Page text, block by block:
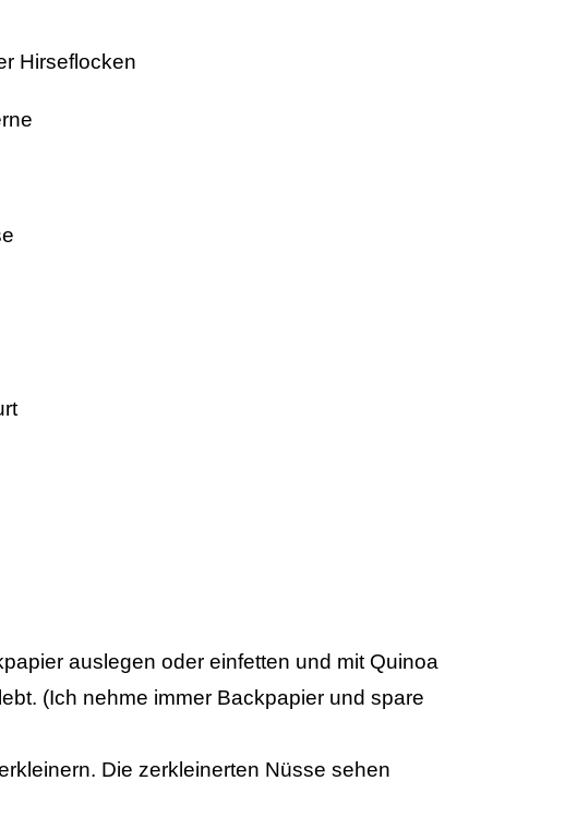
Hirseflocken
auslegen oder einfetten und mit Quinoa
(Ich nehme immer Backpapier und spare
Die zerkleinerten Nüsse sehen